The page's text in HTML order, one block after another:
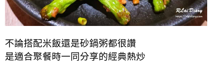
不論搭配米飯還是砂鍋粥都很讚
是適合聚餐時一同分享的經典熱炒